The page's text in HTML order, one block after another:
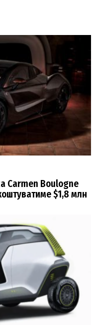
Carmen Boulogne
$1,8 млн